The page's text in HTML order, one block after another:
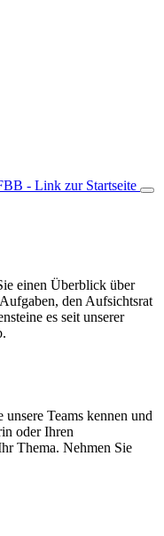
einen Überblick über
den Aufsichtsrat
es seit unserer
Teams kennen und
oder Ihren
Thema. Nehmen Sie